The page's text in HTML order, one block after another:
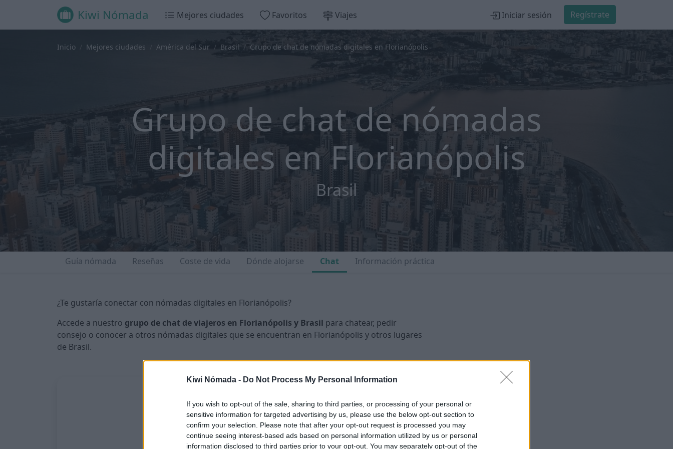
Kiwi Nómada - Do Not Process My Personal Information
If you wish to opt-out of the sale, sharing to third parties, or processing of your personal or
sensitive information for targeted advertising by us, please use the below opt-out section to
confirm your selection. Please note that after your opt-out request is processed you may
continue seeing interest-based ads based on personal information utilized by us or personal
information disclosed to third parties prior to your opt-out. You may separately opt-out of the
Kiwi Nómada Mejores ciudades Favoritos Viajes Iniciar sesión Regístrate
Inicio Mejores ciudades América del Sur Brasil Grupo de chat de nómadas digitales en Florianópolis
Grupo de chat de nómadas
digitales en Florianópolis
Brasil
Guía nómada Reseñas Coste de vida Dónde alojarse Chat Información práctica
¿Te gustaría conectar con nómadas digitales en Florianópolis?
Accede a nuestro grupo de chat de viajeros en Florianópolis y Brasil para chatear, pedir
consejo o conocer a otros nómadas digitales que se encuentran en Florianópolis y otros lugares
de Brasil.